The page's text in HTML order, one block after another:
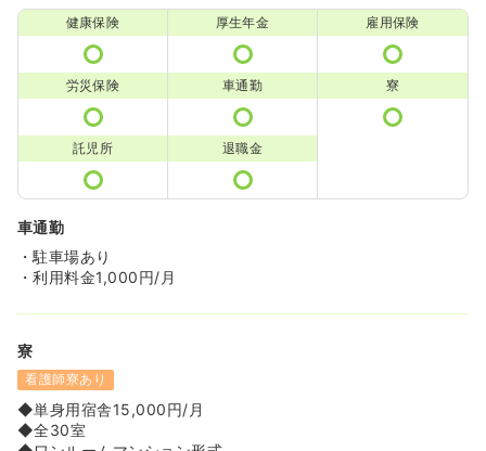
健康保険 厚生年金 雇用保険
労災保険 車通勤 寮
託児所 退職金
車通勤
・駐車場あり
・利用料金1,000円/月
寮
看護師寮あり
◆単身用宿舎15,000円/月
◆全30室